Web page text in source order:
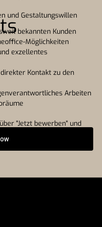
und Gestaltungswillen
bekannten Kunden
Möglichkeiten
exzellentes
Kontakt zu den
Arbeiten
"Jetzt bewerben" und
an jobs@liquam.com.